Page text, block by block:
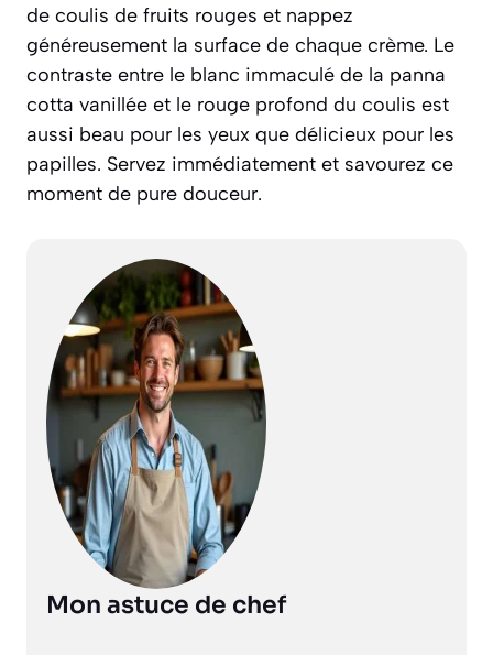
de coulis de fruits rouges et nappez
généreusement la surface de chaque crème. Le
contraste entre le blanc immaculé de la panna
cotta vanillée et le rouge profond du coulis est
aussi beau pour les yeux que délicieux pour les
papilles. Servez immédiatement et savourez ce
moment de pure douceur.
Mon astuce de chef